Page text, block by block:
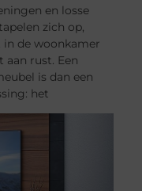
en losse
zich op,
de woonkamer
aan rust. Een
is dan een
het